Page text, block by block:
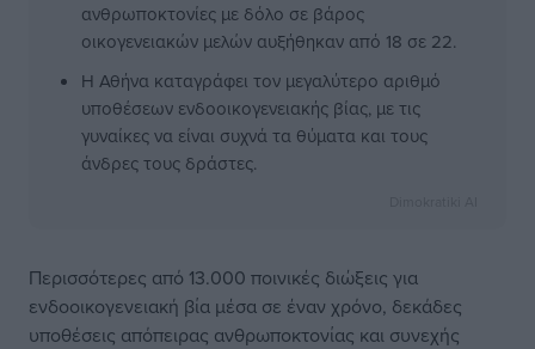
ανθρωποκτονίες με δόλο σε βάρος
οικογενειακών μελών αυξήθηκαν από 18 σε 22.
Η Αθήνα καταγράφει τον μεγαλύτερο αριθμό
υποθέσεων ενδοοικογενειακής βίας, με τις
γυναίκες να είναι συχνά τα θύματα και τους
άνδρες τους δράστες.
Περισσότερες από 13.000 ποινικές διώξεις για
ενδοοικογενειακή βία μέσα σε έναν χρόνο, δεκάδες
υποθέσεις απόπειρας ανθρωποκτονίας και συνεχής